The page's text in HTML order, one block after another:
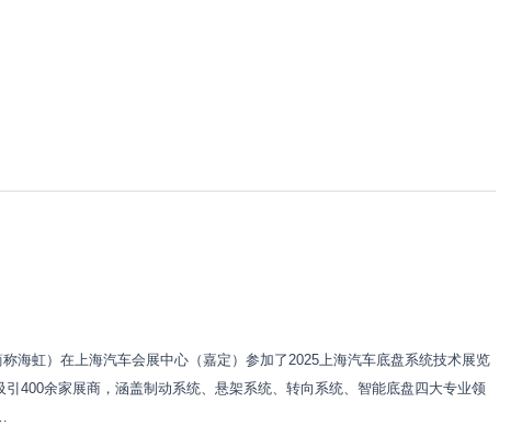
海虹）在上海汽车会展中心（嘉定）参加了2025上海汽车底盘系统技术展览
400余家展商，涵盖制动系统、悬架系统、转向系统、智能底盘四大专业领